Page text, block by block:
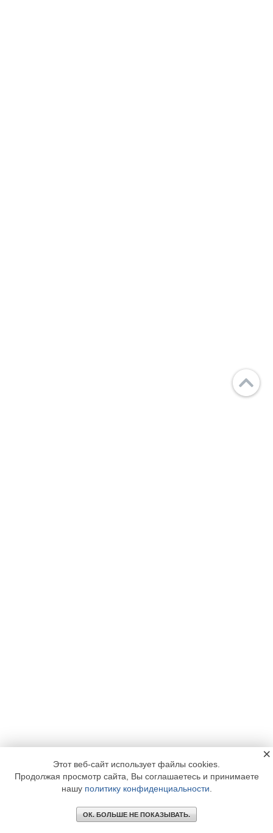
Этот веб-сайт использует файлы cookies.
Продолжая просмотр сайта, Вы соглашаетесь и принимаете
нашу политику конфиденциальности
ОК. БОЛЬШЕ НЕ ПОКАЗЫВАТЬ.
×